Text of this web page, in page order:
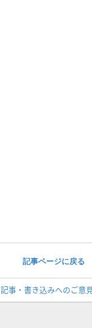
記事ページに戻る
記事・書き込みへのご意